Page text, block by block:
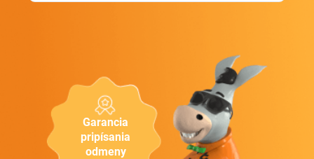
Garancia
pripísania
odmeny